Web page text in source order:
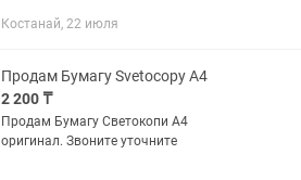
Костанай, 22 июля
Продам Бумагу Svetocopy А4
2 200 ₸
Продам Бумагу Светокопи А4
оригинал. Звоните уточните